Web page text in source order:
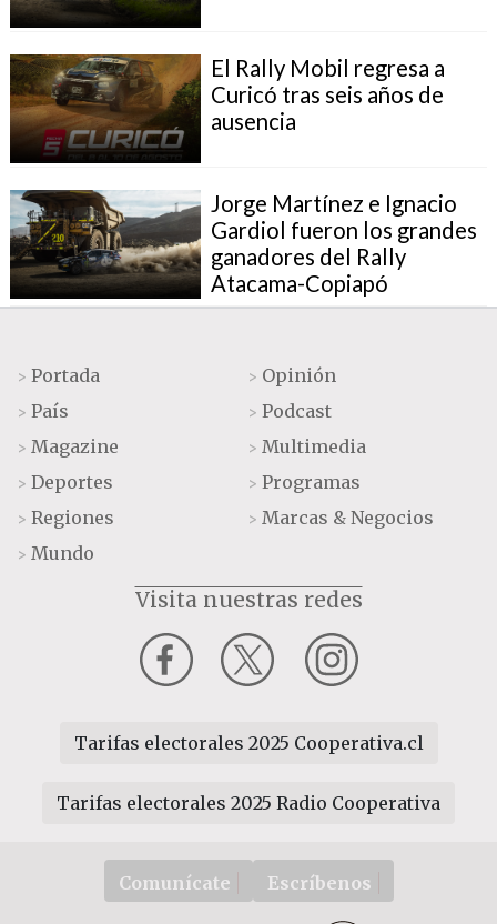
El Rally Mobil regresa a
Curicó tras seis años de
ausencia
Jorge Martínez e Ignacio
Gardiol fueron los grandes
ganadores del Rally
Atacama-Copiapó
> Portada
> País
> Magazine
> Deportes
> Regiones
> Mundo
> Opinión
> Podcast
> Multimedia
> Programas
> Marcas & Negocios
Visita nuestras redes
Tarifas electorales 2025 Cooperativa.cl
Tarifas electorales 2025 Radio Cooperativa
Comunícate Escríbenos